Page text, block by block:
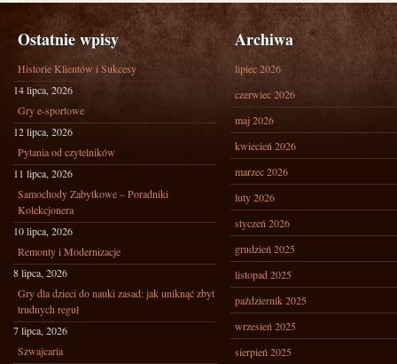
Ostatnie wpisy
Historie Klientów i Sukcesy
14 lipca, 2026
Gry e-sportowe
12 lipca, 2026
Pytania od czytelników
11 lipca, 2026
Samochody Zabytkowe – Poradniki
Kolekcjonera
10 lipca, 2026
Remonty i Modernizacje
8 lipca, 2026
Gry dla dzieci do nauki zasad: jak uniknąć zbyt
trudnych reguł
7 lipca, 2026
Szwajcaria
Archiwa
lipiec 2026
czerwiec 2026
maj 2026
kwiecień 2026
marzec 2026
luty 2026
styczeń 2026
grudzień 2025
listopad 2025
październik 2025
wrzesień 2025
sierpień 2025